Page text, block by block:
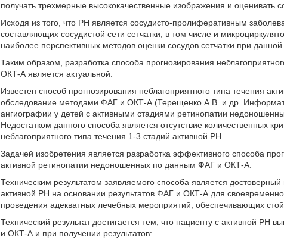
получать трехмерные высококачественные изображения и оценивать
Исходя из того, что РН является сосудисто-пролиферативным
составляющих сосудистой сети сетчатки, в том числе и
наиболее перспективных методов оценки сосудов сетчатки при данной
Таким образом, разработка способа прогнозирования
ОКТ-А является актуальной.
Известен способ прогнозирования неблагоприятного типа течения
обследование методами ФАГ и ОКТ-А (Терещенко А.В. и др.
ангиографии у детей с активными стадиями ретинопатии
Недостатком данного способа является отсутствие количественных
неблагоприятного типа течения 1-3 стадий активной РН.
Задачей изобретения является разработка эффективного способа
активной ретинопатии недоношенных по данным ФАГ и ОКТ-А.
Техническим результатом заявляемого способа является
активной РН на основании результатов ФАГ и ОКТ-А для
проведения адекватных лечебных мероприятий, обеспечивающих
Технический результат достигается тем, что пациенту с активной
и ОКТ-А и при получении результатов: